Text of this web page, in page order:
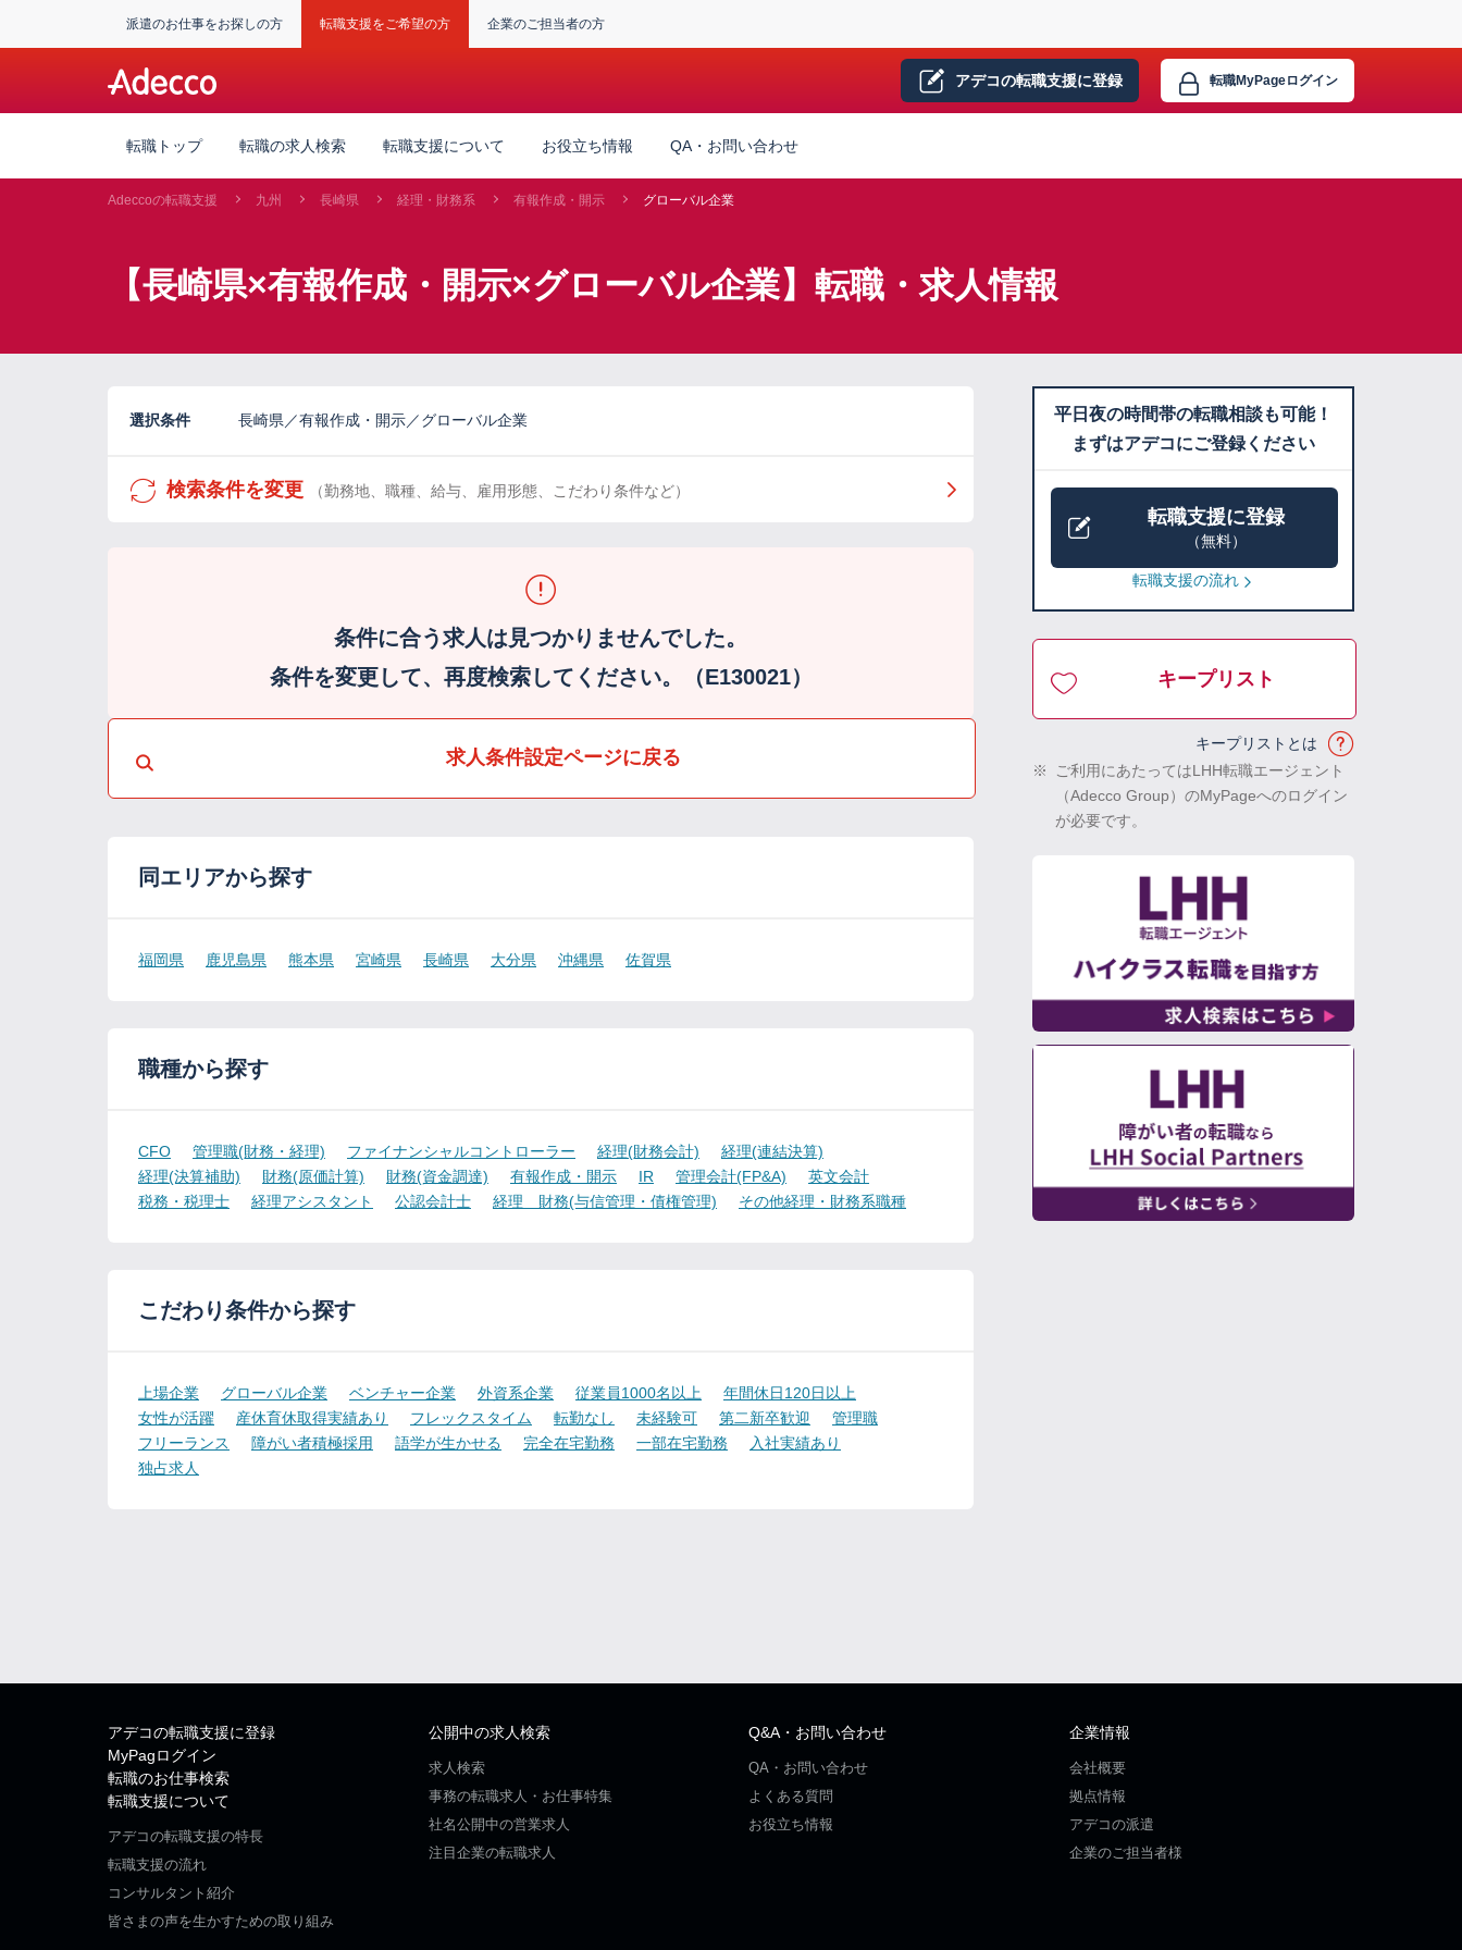
派遣のお仕事をお探しの方 転職支援をご希望の方 企業のご担当者の方
アデコの転職支援に登録 転職MyPageログイン
転職トップ 転職の求人検索 転職支援について お役立ち情報 QA・お問い合わせ
Adeccoの転職支援 九州 長崎県 経理・財務系 有報作成・開示 グローバル企業
【長崎県×有報作成・開示×グローバル企業】転職・求人情報
選択条件 長崎県／有報作成・開示／グローバル企業
検索条件を変更 （勤務地、職種、給与、雇用形態、こだわり条件など）
条件に合う求人は見つかりませんでした。
条件を変更して、再度検索してください。（E130021）
求人条件設定ページに戻る
同エリアから探す
福岡県 鹿児島県 熊本県 宮崎県 長崎県 大分県 沖縄県 佐賀県
職種から探す
CFO 管理職(財務・経理) ファイナンシャルコントローラー 経理(財務会計)
経理(連結決算)
経理(決算補助)
財務(原価計算) 財務(資金調達) 有報作成・開示 IR 管理会計(FP&A)
英文会計
税務・税理士
経理アシスタント 公認会計士 経理 財務(与信管理・債権管理) その他経理・財務系職種
こだわり条件から探す
上場企業 グローバル企業 ベンチャー企業 外資系企業 従業員1000名以上
年間休日120日以上
女性が活躍
産休育休取得実績あり フレックスタイム 転勤なし 未経験可 第二新卒歓迎
管理職
フリーランス
障がい者積極採用 語学が生かせる 完全在宅勤務 一部在宅勤務
入社実績あり
独占求人
平日夜の時間帯の転職相談も可能！
まずはアデコにご登録ください
転職支援に登録
（無料）
転職支援の流れ
キープリスト
キープリストとは
※
ご利用にあたってはLHH転職エージェント
（Adecco Group）のMyPageへのログイン
が必要です。
アデコの転職支援に登録
MyPagログイン
転職のお仕事検索
転職支援について
アデコの転職支援の特長
転職支援の流れ
コンサルタント紹介
皆さまの声を生かすための取り組み
公開中の求人検索
求人検索
事務の転職求人・お仕事特集
社名公開中の営業求人
注目企業の転職求人
Q&A・お問い合わせ
QA・お問い合わせ
よくある質問
お役立ち情報
企業情報
会社概要
拠点情報
アデコの派遣
企業のご担当者様